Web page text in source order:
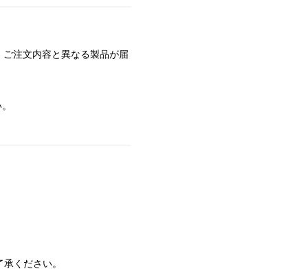
注文内容と異なる製品が届
ください。